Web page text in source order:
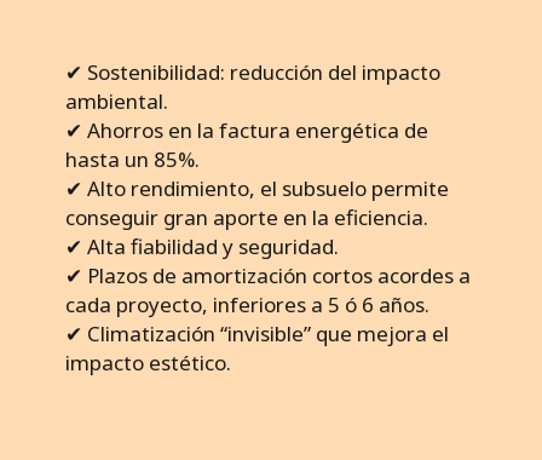
✔ Sostenibilidad: reducción del impacto
ambiental.
✔ Ahorros en la factura energética de
hasta un 85%.
✔ Alto rendimiento, el subsuelo permite
conseguir gran aporte en la eficiencia.
✔ Alta fiabilidad y seguridad.
✔ Plazos de amortización cortos acordes a
cada proyecto, inferiores a 5 ó 6 años.
✔ Climatización “invisible” que mejora el
impacto estético.